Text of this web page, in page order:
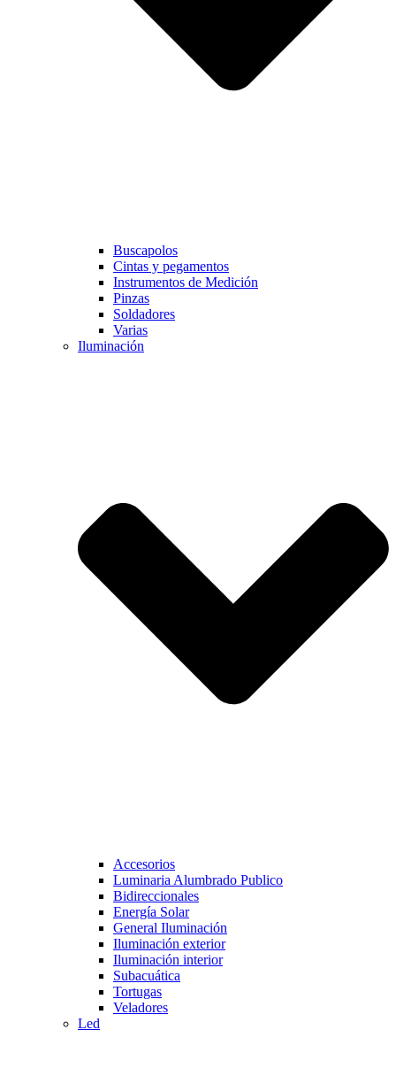
Buscapolos
Cintas y pegamentos
Instrumentos de Medición
Pinzas
Soldadores
Varias
Iluminación
Accesorios
Luminaria Alumbrado Publico
Bidireccionales
Energía Solar
General Iluminación
Iluminación exterior
Iluminación interior
Subacuática
Tortugas
Veladores
Led